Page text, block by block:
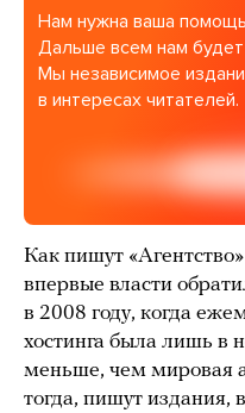
Нам нужна ваша
Дальше всем нам
Мы независимое
в интересах читателей.
Как пишут
впервые власти
в 2008 году, когда
хостинга была лишь в
меньше, чем мировая
тогда, пишут издания,